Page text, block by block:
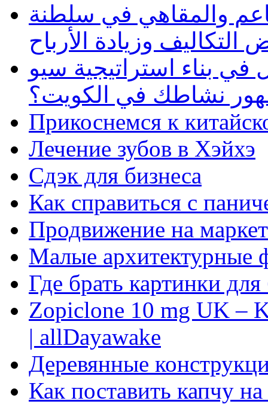
والمقاهي في سلطنة
وزيادة الأرباح
بناء استراتيجية سيو
نشاطك في الكويت؟
Прикоснемся к
Лечение зубов в Хэйхэ
Сдэк для бизнеса
Как справиться с
Продвижение на
Малые архитектурные
Где брать картинки
Zopiclone 10 mg UK –
| allDayawake
Деревянные
Как поставить капчу